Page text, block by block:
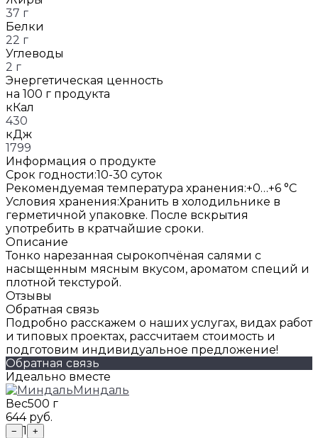
37 г
Белки
22 г
Углеводы
2 г
Энергетическая ценность
на 100 г продукта
кКал
430
кДж
1799
Информация о продукте
Срок годности:10-30 суток
Рекомендуемая температура хранения:+0…+6 °C
Условия хранения:Хранить в холодильнике в
герметичной упаковке. После вскрытия
употребить в кратчайшие сроки.
Описание
Тонко нарезанная сырокопчёная салями с
насыщенным мясным вкусом, ароматом специй и
плотной текстурой.
Отзывы
Обратная связь
Подробно расскажем о наших услугах, видах работ
и типовых проектах, рассчитаем стоимость и
подготовим индивидуальное предложение!
Обратная связь
Идеально вместе
Миндаль
Вес500 г
644 руб.
− 1 +